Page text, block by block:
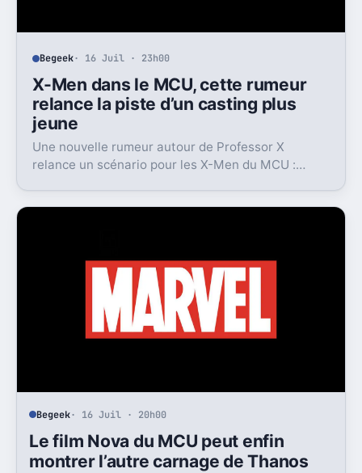
Begeek· 16 Juil · 23h00
X-Men dans le MCU, cette rumeur
relance la piste d’un casting plus
jeune
Une nouvelle rumeur autour de Professor X
relance un scénario pour les X-Men du MCU :
Begeek· 16 Juil · 20h00
Le film Nova du MCU peut enfin
montrer l’autre carnage de Thanos